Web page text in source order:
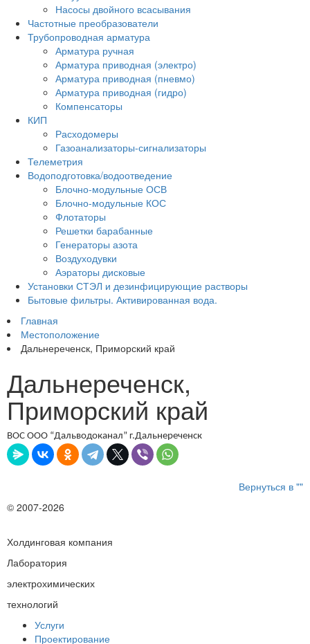
Насосы двойного всасывания
Частотные преобразователи
Трубопроводная арматура
Арматура ручная
Арматура приводная (электро)
Арматура приводная (пневмо)
Арматура приводная (гидро)
Компенсаторы
КИП
Расходомеры
Газоанализаторы-сигнализаторы
Телеметрия
Водоподготовка/водоотведение
Блочно-модульные ОСВ
Блочно-модульные КОС
Флотаторы
Решетки барабанные
Генераторы азота
Воздуходувки
Аэраторы дисковые
Установки СТЭЛ и дезинфицирующие растворы
Бытовые фильтры. Активированная вода.
Главная
Местоположение
Дальнереченск, Приморский край
Дальнереченск,
Приморский край
ВОС ООО “Дальводоканал” г.Дальнереченск
Вернуться в ""
© 2007-2026
Холдинговая компания
Лаборатория
электрохимических
технологий
Услуги
Проектирование